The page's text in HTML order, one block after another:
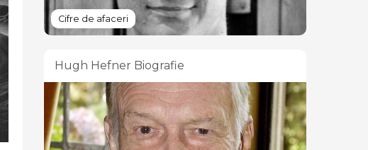
Cifre de afaceri
Hugh Hefner Biografie